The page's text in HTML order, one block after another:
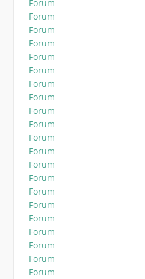
Forum
Forum
Forum
Forum
Forum
Forum
Forum
Forum
Forum
Forum
Forum
Forum
Forum
Forum
Forum
Forum
Forum
Forum
Forum
Forum
Forum